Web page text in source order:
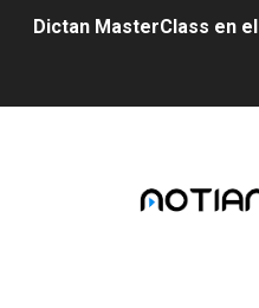
Dictan MasterClass en
Gobernador Arnaldo